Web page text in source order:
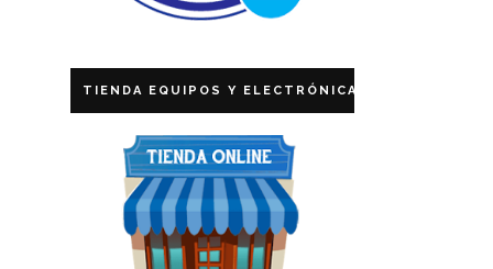
TIENDA EQUIPOS Y ELECTRÓNICA